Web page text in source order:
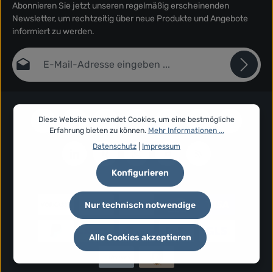
Abonnieren Sie jetzt unseren regelmäßig erscheinenden
Newsletter, um rechtzeitig über neue Produkte und Angebote
informiert zu werden.
E-Mail-Adresse*
genommen und die AGBgelesen und bin mit ihnen
einverstanden. *
Die mit einem Stern (*) markierten Felder sind Pflichtfelder.
Diese Website verwendet Cookies, um eine bestmögliche
Erfahrung bieten zu können. Mehr Informationen ...
Datenschutz
Impressum
Nur technisch notwendige
Konfigurieren
Alle Cookies akzeptieren